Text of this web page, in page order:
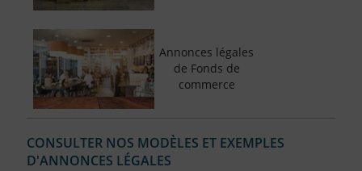
Annonces légales
de Fonds de
commerce
CONSULTER NOS MODÈLES ET EXEMPLES
D'ANNONCES LÉGALES